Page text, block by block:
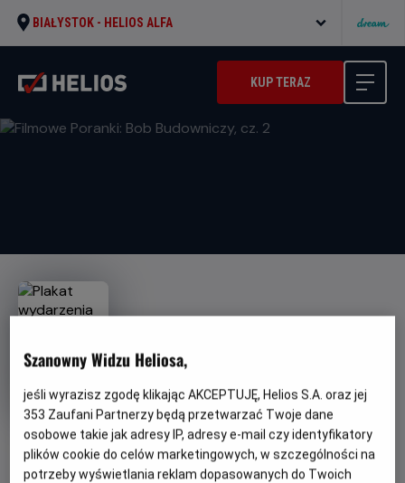
BIAŁYSTOK - HELIOS ALFA
KUP TERAZ
OBSERWUJ
Filmowe Poranki: Bob
Budowniczy, cz. 2
Gatunek
Animowany
Czas
trwania
85 min
Szanowny Widzu Heliosa,
jeśli wyrazisz zgodę klikając AKCEPTUJĘ, Helios S.A. oraz jej
353 Zaufani Partnerzy będą przetwarzać Twoje dane
osobowe takie jak adresy IP, adresy e-mail czy identyfikatory
plików cookie do celów marketingowych, w szczególności na
potrzeby wyświetlania reklam dopasowanych do Twoich